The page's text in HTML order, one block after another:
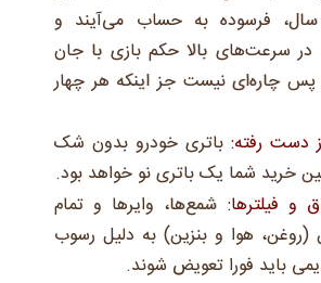
فرسوده به حساب می‌آیند و
در سرعت‌های بالا حکم بازی با جان
پس چاره‌ای نیست جز اینکه هر چهار
دست رفته: باتری خودرو بدون شک
خرید شما یک باتری نو خواهد بود.
و فیلترها: شمع‌ها، وایرها و تمام
(روغن، هوا و بنزین) به دلیل رسوب
باید فورا تعویض شوند.